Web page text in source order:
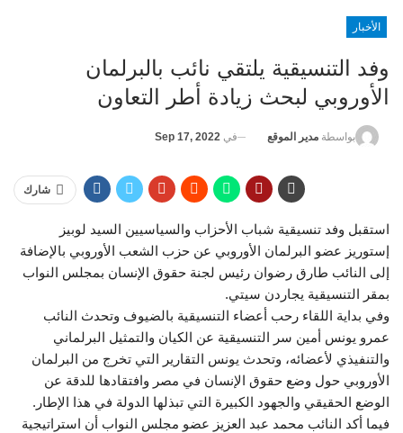
الأخبار
وفد التنسيقية يلتقي نائب بالبرلمان
الأوروبي لبحث زيادة أطر التعاون
بواسطة مدير الموقع في Sep 17, 2022
شارك
استقبل وفد تنسيقية شباب الأحزاب والسياسيين السيد لوبيز
إستوريز عضو البرلمان الأوروبي عن حزب الشعب الأوروبي بالإضافة
إلى النائب طارق رضوان رئيس لجنة حقوق الإنسان بمجلس النواب
بمقر التنسيقية يجاردن سيتي.
وفي بداية اللقاء رحب أعضاء التنسيقية بالضيوف وتحدث النائب
عمرو يونس أمين سر التنسيقية عن الكيان والتمثيل البرلماني
والتنفيذي لأعضائه، وتحدث يونس التقارير التي تخرج من البرلمان
الأوروبي حول وضع حقوق الإنسان في مصر وافتقادها للدقة عن
الوضع الحقيقي والجهود الكبيرة التي تبذلها الدولة في هذا الإطار.
فيما أكد النائب محمد عبد العزيز عضو مجلس النواب أن استراتيجية